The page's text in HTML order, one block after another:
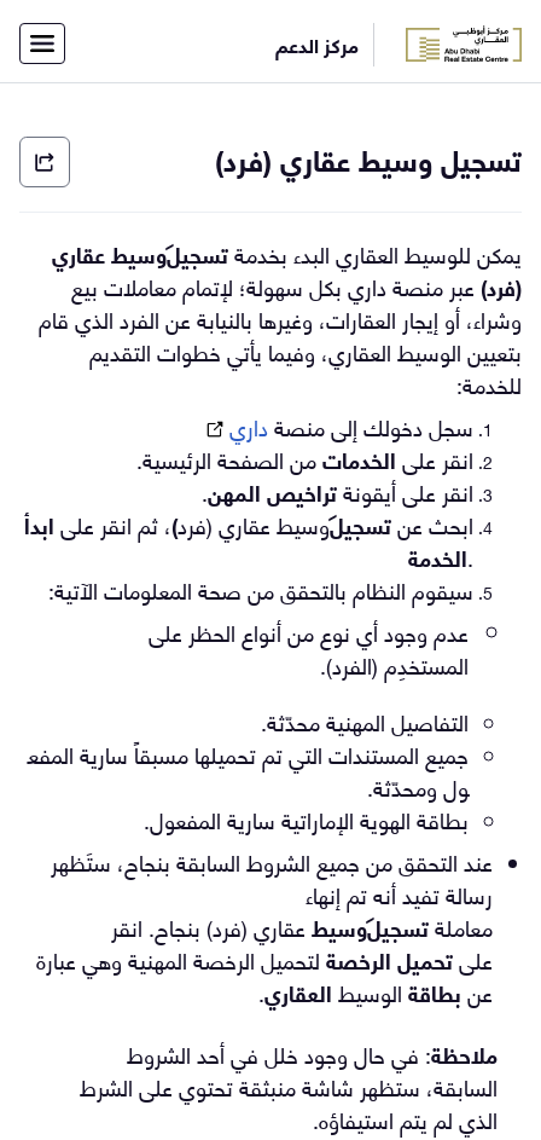
مركز الدعم ×
بفريق
الدعم
تسجيل
الدخول
English
تسجيل وسيط عقاري (فرد)
يمكن للوسيط العقاري البدء بخدمة تسجيل
(فرد)
بتعيين الوسيط العقاري،
وفيما يأتي خطوات التقديم
للخدمة:
سجل دخولك إلى منصة داري
انقر على الخدمات من الصفحة الرئيسية.
انقر على أيقونة تراخيص المهن.
ابحث عنتسجيل وسيط عقاري (فرد)، ثم انقر على
الخدمة.
سيقوم النظام بالتحقق من صحة المعلومات الآتية:
عدم وجود أي نوع من أنواع الحظر على
المستخدِم(الفرد).
التفاصيلالمهنية محدّثة.
جميع المستنداتالتيتمتحميلها مسبقاًساريةالمفع
ولومحدّثة.
بطاقة الهوية الإماراتية سارية المفعول.
معاملةتسجيل وسيطعقاري (فرد)
على تحميل الرخصة لتحميل الرخصة المهنية
عن بطاقةالوسيطالعقاري.
ملاحظة: في حال وجود خلل في أحد الشروط
السابقة، ستظهر شاشة منبثقة تحتوي على الشرط
الذي لم يتم استيفاؤه.